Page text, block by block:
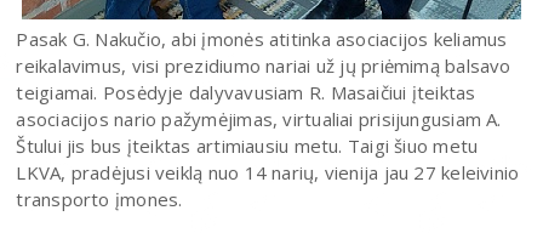
Pasak G. Nakučio, abi įmonės atitinka asociacijos keliamus
reikalavimus, visi prezidiumo nariai už jų priėmimą balsavo
teigiamai. Posėdyje dalyvavusiam R. Masaičiui įteiktas
asociacijos nario pažymėjimas, virtualiai prisijungusiam A.
Štului jis bus įteiktas artimiausiu metu. Taigi šiuo metu
LKVA, pradėjusi veiklą nuo 14 narių, vienija jau 27 keleivinio
transporto įmones.